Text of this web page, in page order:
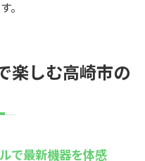
。
楽しむ高崎市の
で最新機器を体感